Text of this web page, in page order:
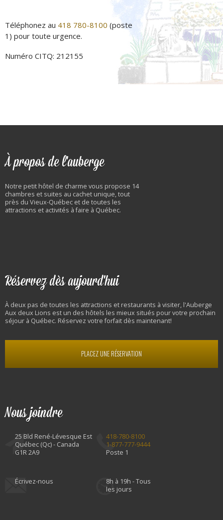
Téléphonez au 418 780-8100 (poste
1) pour toute urgence.
Numéro CITQ: 212155
À propos de l'auberge
Notre petit hôtel de charme vous propose 14
chambres et suites au cachet unique, tout
près du Vieux-Québec et de toutes les
attractions et activités à faire à Québec.
Réservez dès aujourd'hui
À deux pas de toutes les attractions et restaurants à visiter, l'Auberge
Aux deux Lions est un des hôtels les mieux situés pour votre prochain
séjour à Québec. Réservez votre forfait dès maintenant!
PLACEZ UNE RÉSERVATION
Nous joindre
25 Bld René-Lévesque Est
Québec (Qc) - Canada
G1R 2A9
418-780-8100
1-877-777-9444
Poste 1
Écrivez-nous
8h à 19h - Tous
les jours